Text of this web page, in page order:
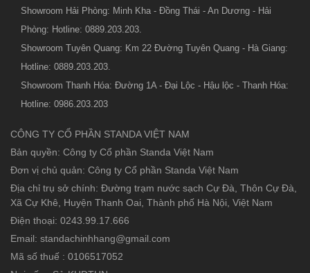
Showroom Hải Phòng: Minh Kha - Đồng Thái - An Dương - Hải
Phòng: Hotline: 0889.203.203.
Showroom Tuyên Quang: Km 22 Đường Tuyên Quang - Hà Giang:
Hotline: 0889.203.203.
Showroom Thanh Hóa: Đường 1A - Đại Lộc - Hậu lộc - Thanh Hóa:
Hotline: 0986.203.203
CÔNG TY CỔ PHẦN STANDA VIỆT NAM
Bản quyền: Công ty Cổ phần Standa Việt Nam
Đơn vị chủ quản: Công ty Cổ phần Standa Việt Nam
Địa chỉ trụ sở chính: Đường trạm nước sạch Cự Đà, Thôn Cự Đà,
Xã Cự Khê, Huyện Thanh Oai, Thành phố Hà Nội, Việt Nam
Điện thoại: 0243.99.17.666
Email: standachinhhang@gmail.com
Mã số thuế : 0106517052